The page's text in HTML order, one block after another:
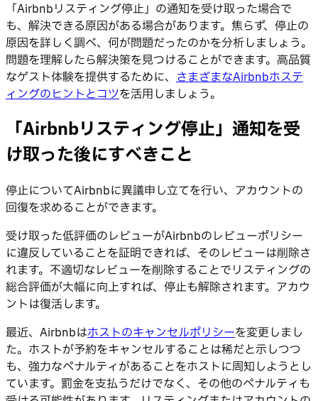
「Airbnbリスティング停止」の通知を受け取った場合で
も、解決できる原因がある場合があります。焦らず、停止の
原因を詳しく調べ、何が問題だったのかを分析しましょう。
問題を理解したら解決策を見つけることができます。高品質
なゲスト体験を提供するために、 さまざまなAirbnbホステ
ィングのヒントとコツを活用しましょう。
「Airbnbリスティング停止」通知を受
け取った後にすべきこと
停止についてAirbnbに異議申し立てを行い、アカウントの
回復を求めることができます。
受け取った低評価のレビューがAirbnbのレビューポリシー
に違反していることを証明できれば、そのレビューは削除さ
れます。不適切なレビューを削除することでリスティングの
総合評価が大幅に向上すれば、停止も解除されます。アカウ
ントは復活します。
最近、Airbnbはホストのキャンセルポリシーを変更しまし
た。ホストが予約をキャンセルすることは稀だと示しつつ
も、強力なペナルティがあることをホストに周知しようとし
ています。罰金を支払うだけでなく、その他のペナルティも